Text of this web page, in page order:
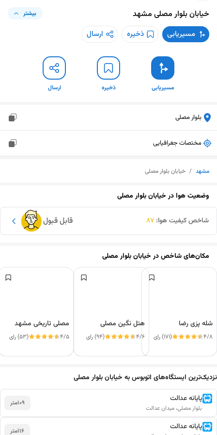
خیابان بلوار مصلی مشهد بیشتر
مسیریابی ذخیره ارسال
مسیریابی ذخیره ارسال
بلوار مصلی
مختصات جغرافیایی
مشهد / خیابان بلوار مصلی
وضعیت هوا درخیابان بلوار مصلی
قابل قبول شاخص کیفیت هوا: 87
مکان‌های شاخص درخیابان بلوار مصلی
شله پزی رضا
4/8 (171) رای
هتل نگین مصلی
4/6 (94) رای
مصلی تاریخی مشهد
4/5 (53) رای
نزدیک‌ترین ایستگاه‌های اتوبوس به خیابان بلوار مصلی
109متر پایانه عدالت
بلوار مصلی، میدان عدالت
116متر پایانه عدالت
این دور و بر